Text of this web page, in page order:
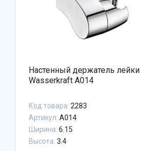
Настенный держатель лейки
Wasserkraft A014
Код товара: 2283
Артикул: A014
Ширина: 6.15
Высота: 3.4